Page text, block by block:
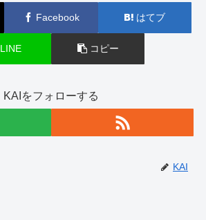
Facebook はてブ
LINE コピー
KAIをフォローする
KAI